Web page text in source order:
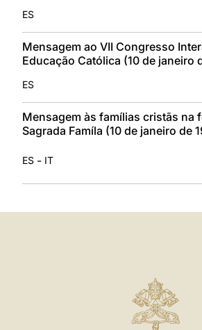
ES
Mensagem ao VII Congresso
Educação Católica (10 de janeiro
ES
Mensagem às famílias cristãs na
Sagrada Famíla (10 de janeiro de
ES - IT